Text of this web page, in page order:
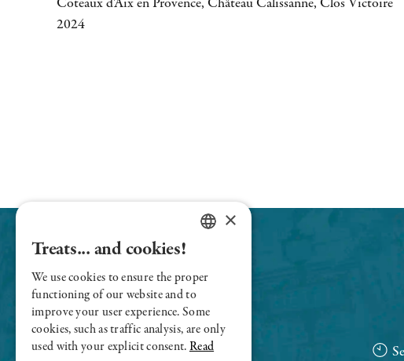
2024
Le Sens Unique - Champs-Elysées
ENGLISH
×
Treats... and cookies!
We use cookies to ensure the proper
functioning of our website and to
improve your user experience. Some
cookies, such as traffic analysis, are only
used with your explicit consent.Read